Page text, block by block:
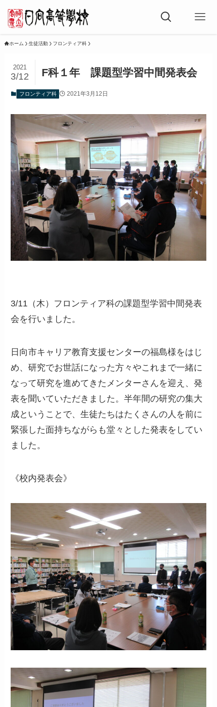
ホーム 生徒活動 フロンティア科
F科１年 課題型学習中間発表会
2021
3/12
フロンティア科 2021年3月12日
3/11（木）フロンティア科の課題型学習中間発表
会を行いました。
日向市キャリア教育支援センターの福島様をはじ
め、研究でお世話になった方々やこれまで一緒に
なって研究を進めてきたメンターさんを迎え、発
表を聞いていただきました。半年間の研究の集大
成ということで、生徒たちはたくさんの人を前に
緊張した面持ちながらも堂々とした発表をしてい
ました。
《校内発表会》